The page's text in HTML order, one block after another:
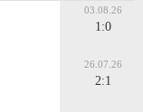
03.08.26
1:0
26.07.26
2:1